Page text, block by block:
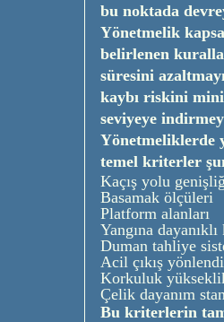
bu noktada
Yönetmelik
belirlenen
süresini
kaybı riskini
seviyeye
Yönetmeliklerde
temel kriterler
Kaçış yolu
Basamak ölçüleri
Platform alanları
Yangına dayanıklı
Duman tahliye
Acil çıkış
Korkuluk
Çelik dayanım
Bu kriterlerin